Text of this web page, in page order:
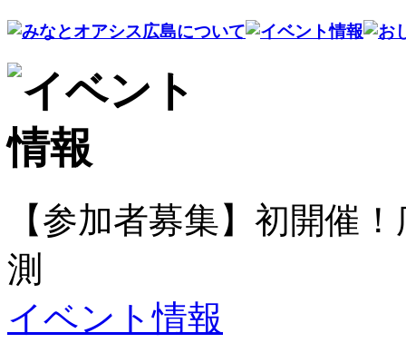
【参加者募集】初開催
測
イベント情報